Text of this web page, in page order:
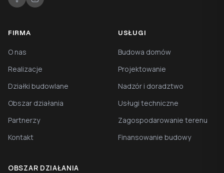
FIRMA
O nas
Realizacje
Działki budowlane
Obszar działania
Partnerzy
Kontakt
USŁUGI
Budowa domów
Projektowanie
Nadzór i doradztwo
Usługi techniczne
Zagospodarowanie terenu
Finansowanie budowy
OBSZAR DZIAŁANIA